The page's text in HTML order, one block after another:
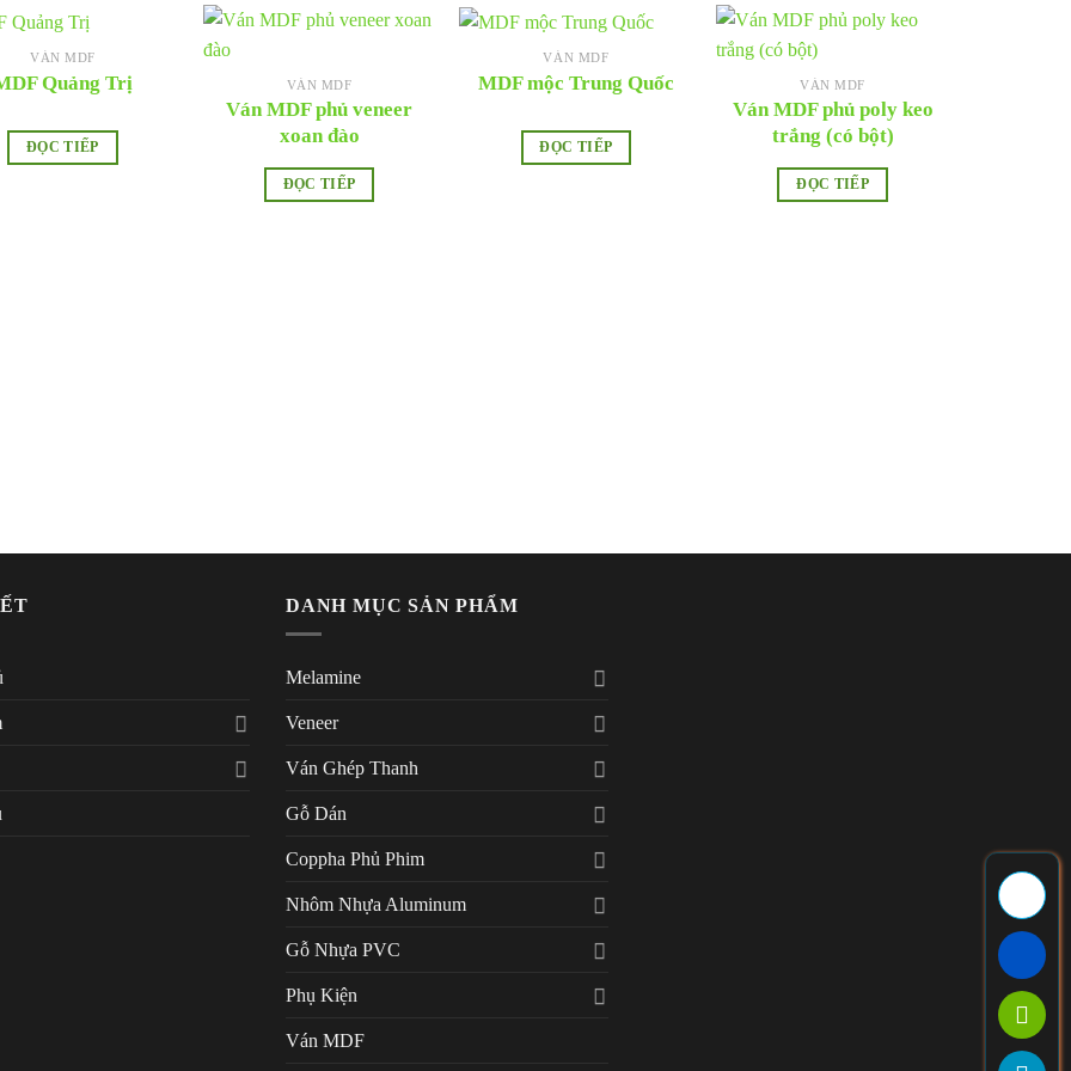
VÁN MDF
Quảng Trị
ĐỌC TIẾP
VÁN MDF
Ván MDF phủ veneer
xoan đào
ĐỌC TIẾP
VÁN MDF
MDF mộc Trung Quốc
ĐỌC TIẾP
VÁN MDF
Ván MDF phủ poly keo
trắng (có bột)
ĐỌC TIẾP
DANH MỤC SẢN PHẨM
Melamine
Veneer
Ván Ghép Thanh
Gỗ Dán
Coppha Phủ Phim
Nhôm Nhựa Aluminum
Gỗ Nhựa PVC
Phụ Kiện
Ván MDF